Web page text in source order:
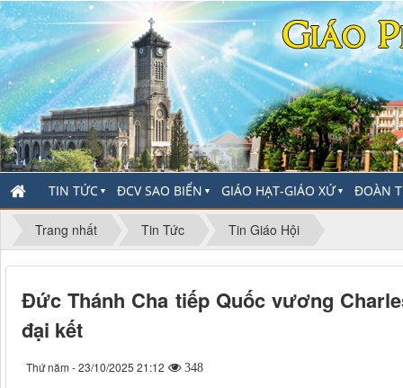
TIN TỨC ▼ ĐCV SAO BIỂN ▼ GIÁO HẠT-GIÁO XỨ▼ ĐOÀN
Trang nhất Tin Tức Tin Giáo Hội
Đức Thánh Cha tiếp Quốc vương
đại kết
Thứ năm - 23/10/2025 21:12 348